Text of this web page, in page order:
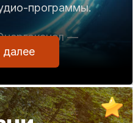
программы.
—
была создана
направлена на то,
смог
далее